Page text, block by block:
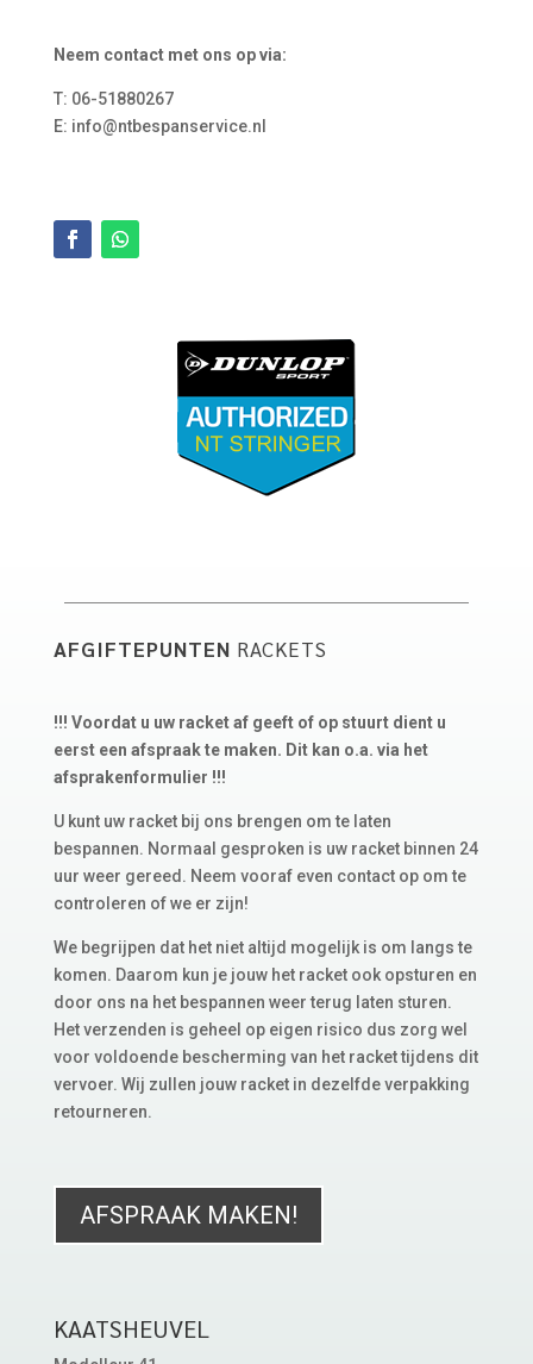
Neem contact met ons op via:
T: 06-51880267
E: info@ntbespanservice.nl
AFGIFTEPUNTEN RACKETS
!!! Voordat u uw racket af geeft of op stuurt dient u
eerst een afspraak te maken. Dit kan o.a. via het
afsprakenformulier !!!
U kunt uw racket bij ons brengen om te laten
bespannen. Normaal gesproken is uw racket binnen 24
uur weer gereed. Neem vooraf even contact op om te
controleren of we er zijn!
We begrijpen dat het niet altijd mogelijk is om langs te
komen. Daarom kun je jouw het racket ook opsturen en
door ons na het bespannen weer terug laten sturen.
Het verzenden is geheel op eigen risico dus zorg wel
voor voldoende bescherming van het racket tijdens dit
vervoer. Wij zullen jouw racket in dezelfde verpakking
retourneren.
AFSPRAAK MAKEN!
KAATSHEUVEL